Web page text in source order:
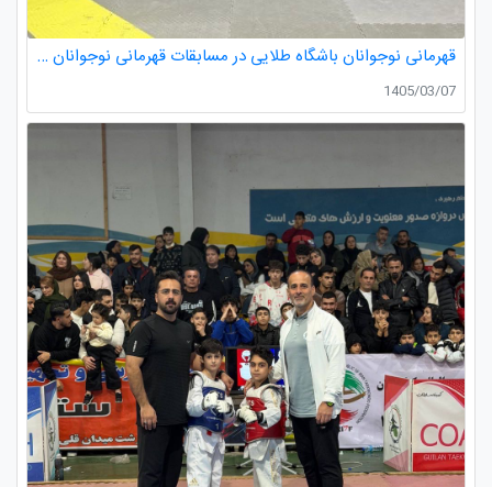
قهرمانی نوجوانان باشگاه طلایی در مسابقات قهرمانی نوجوانان تکواندو استان گیلان
1405/03/07